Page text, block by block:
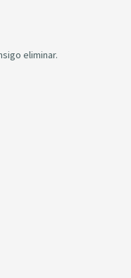
eliminar.